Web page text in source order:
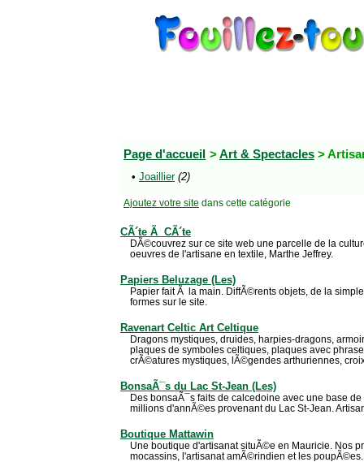
Page d'accueil >Art & Spectacles >
• Joaillier (2)
Ajoutez votre site dans cette catégorie
CÃ´te Ã CÃ´te
DÃ©couvrez sur ce site web une parcelle de la
oeuvres de l'artisane en textile, Marthe Jeffrey.
Papiers Beluzage (Les)
Papier fait Ã la main. DiffÃ©rents objets, de la
formes sur le site.
Ravenart Celtic Art Celtique
Dragons mystiques, druides, harpies-dragons,
plaques de symboles celtiques, plaques avec
crÃ©atures mystiques, lÃ©gendes arthuriennes,
BonsaÃ¯s du Lac St-Jean (Les)
Des bonsaÃ¯s faits de calcedoine avec une base
millions d'annÃ©es provenant du Lac St-Jean.
Boutique Mattawin
Une boutique d'artisanat situÃ©e en Mauricie. Nos
mocassins, l'artisanat amÃ©rindien et les poupÃ©es.